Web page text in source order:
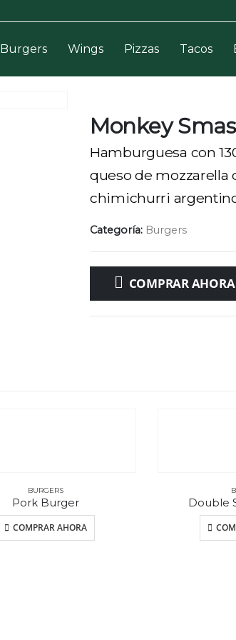
Burgers Wings Pizzas Tacos
Monkey
Hamburguesa con
queso de mozzarella
chimichurri
Categoría: Burgers
COMPRAR AHORA
BURGERS
Pork Burger
COMPRAR AHORA
Double